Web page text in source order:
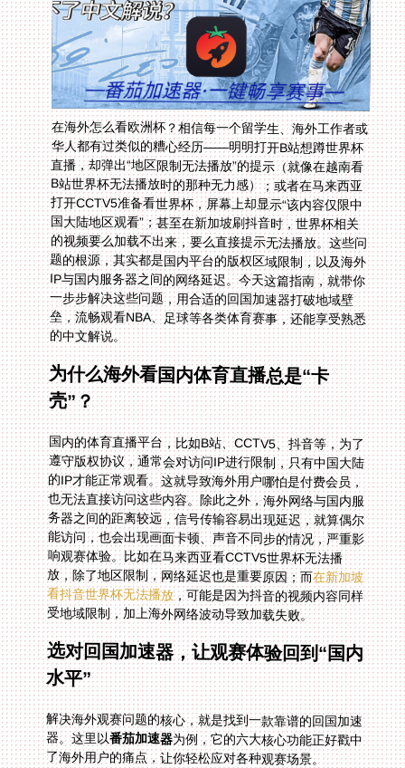
在海外怎么看欧洲杯？相信每一个留学生、海外工作者或
华人都有过类似的糟心经历——明明打开B站想蹲世界杯
直播，却弹出“地区限制无法播放”的提示（就像在越南看
B站世界杯无法播放时的那种无力感）；或者在马来西亚
打开CCTV5准备看世界杯，屏幕上却显示“该内容仅限中
国大陆地区观看”；甚至在新加坡刷抖音时，世界杯相关
的视频要么加载不出来，要么直接提示无法播放。这些问
题的根源，其实都是国内平台的版权区域限制，以及海外
IP与国内服务器之间的网络延迟。今天这篇指南，就带你
一步步解决这些问题，用合适的回国加速器打破地域壁
垒，流畅观看NBA、足球等各类体育赛事，还能享受熟悉
的中文解说。
为什么海外看国内体育直播总是“卡
壳”？
国内的体育直播平台，比如B站、CCTV5、抖音等，为了
遵守版权协议，通常会对访问IP进行限制，只有中国大陆
的IP才能正常观看。这就导致海外用户哪怕是付费会员，
也无法直接访问这些内容。除此之外，海外网络与国内服
务器之间的距离较远，信号传输容易出现延迟，就算偶尔
能访问，也会出现画面卡顿、声音不同步的情况，严重影
响观赛体验。比如在马来西亚看CCTV5世界杯无法播
放，除了地区限制，网络延迟也是重要原因；而在新加坡
看抖音世界杯无法播放，可能是因为抖音的视频内容同样
受地域限制，加上海外网络波动导致加载失败。
选对回国加速器，让观赛体验回到“国内
水平”
解决海外观赛问题的核心，就是找到一款靠谱的回国加速
器。这里以番茄加速器为例，它的六大核心功能正好戳中
了海外用户的痛点，让你轻松应对各种观赛场景。